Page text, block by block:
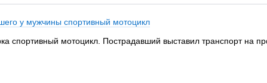
у мужчины спортивный мотоцикл
спортивный мотоцикл. Пострадавший выставил транспорт на